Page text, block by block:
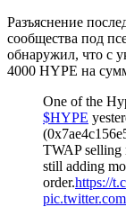
Разъяснение
сообщества под
обнаружил, что с
4000 HYPE на
One of the
$HYPE
TWAP selling
still adding
order.https://